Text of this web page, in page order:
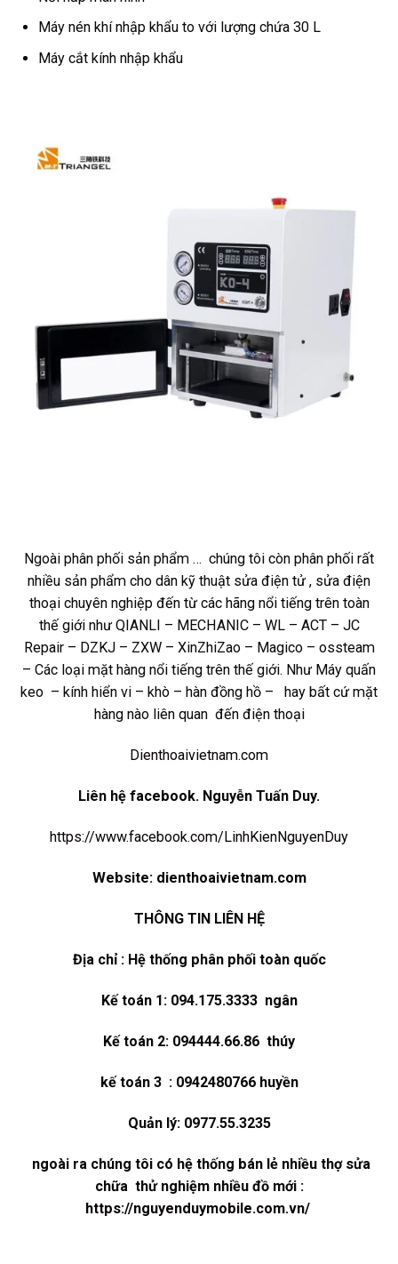
Máy nén khí nhập khẩu to với lượng chứa 30 L
Máy cắt kính nhập khẩu
Ngoài phân phối sản phẩm … chúng tôi còn phân phối rất
nhiều sản phẩm cho dân kỹ thuật sửa điện tử , sửa điện
thoại chuyên nghiệp đến từ các hãng nổi tiếng trên toàn
thế giới như QIANLI – MECHANIC – WL – ACT – JC
Repair – DZKJ – ZXW – XinZhiZao – Magico – ossteam
– Các loại mặt hàng nổi tiếng trên thế giới. Như Máy quấn
keo – kính hiển vi – khò – hàn đồng hồ – hay bất cứ mặt
hàng nào liên quan đến điện thoại
Dienthoaivietnam.com
Liên hệ facebook. Nguyễn Tuấn Duy.
https://www.facebook.com/LinhKienNguyenDuy
Website:dienthoaivietnam.com
THÔNG TIN LIÊN HỆ
Địa chỉ : Hệ thống phân phối toàn quốc
Kế toán 1: 094.175.3333 ngân
Kế toán 2: 094444.66.86 thúy
kế toán 3 : 0942480766 huyền
Quản lý: 0977.55.3235
ngoài ra chúng tôi có hệ thống bán lẻ nhiều thợ sửa
chữa thử nghiệm nhiều đồ mới :
https://nguyenduymobile.com.vn/